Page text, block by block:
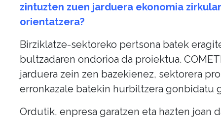
zintuzten zuen jarduera ekonomia
orientatzera?
Birziklatze-sektoreko pertsona batek
bultzadaren ondorioa da proiektua.
jarduera zein zen bazekienez, sektorera
erronkazale batekin hurbiltzera gonbidatu
Ordutik, enpresa garatzen eta hazten joan